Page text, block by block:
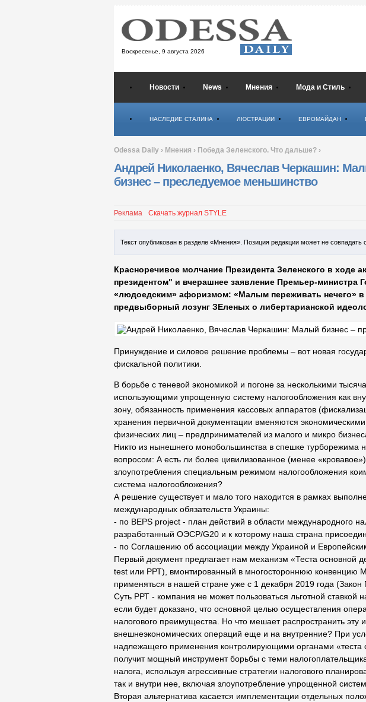
Воскресенье, 9 августа 2026
Новости News Мнения Мода и Стиль
НАСЛЕДИЕ СТАЛИНА ЛЮСТРАЦИИ ЕВРОМАЙДАН
Odessa Daily › Мнения › Победа Зеленского. Что дальше? ›
Андрей Николаенко, Вячеслав Черкашин:
бизнес – преследуемое меньшинство
Реклама Скачать журнал STYLE
Текст опубликован в разделе «Мнения». Позиция редакции может не совпадать
Красноречивое молчание Президента Зеленского в ходе
президентом" и вчерашнее заявление Премьер-министра
«людоедским» афоризмом: «Малым переживать нечего» в
предвыборный лозунг ЗЕленых о либертарианской
Принуждение и силовое решение проблемы – вот новая
фискальной политики.
В борьбе с теневой экономикой и погоне за несколькими
использующими упрощенную систему налогообложения как
зону, обязанность применения кассовых аппаратов
хранения первичной документации вменяются
физических лиц – предпринимателей из малого и микро
Никто из нынешнего монобольшинства в спешке турборежима
вопросом: А есть ли более цивилизованное (менее
злоупотребления специальным режимом налогообложения
система налогообложения?
А решение существует и мало того находится в рамках
международных обязательств Украины:
- по BEPS project - план действий в области международного
разработанный ОЭСР/G20 и к которому наша страна
- по Соглашению об ассоциации между Украиной и
Первый документ предлагает нам механизм «Теста основной
test или РРТ), вмонтированный в многостороннюю конвенцию
применяться в нашей стране уже с 1 декабря 2019 года
Суть РРТ - компания не может пользоваться льготной ставкой
если будет доказано, что основной целью осуществления
налогового преимущества. Но что мешает распространить эту
внешнеэкономических операций еще и на внутренние? При
надлежащего применения контролирующими органами «теста
получит мощный инструмент борьбы с теми
налога, используя агрессивные стратегии налогового
так и внутри нее, включая злоупотребление упрощенной
Вторая альтернатива касается имплементации отдельных